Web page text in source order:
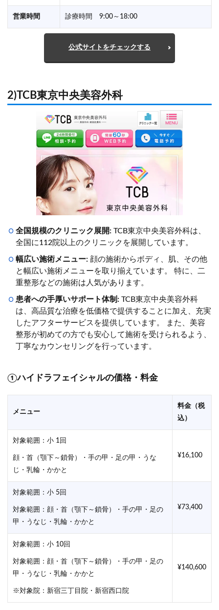
営業時間 診療時間 9:00～18:00
公式サイトをチェックする
2)TCB東京中央美容外科
全国規模のクリニック展開: TCB東京中央美容外科は、
全国に112院以上のクリニックを展開しています。
幅広い施術メニュー: 顔の施術からボディ、肌、その他
と幅広い施術メニューを取り揃えています。 特に、二
重整形などの施術は人気があります。
患者への手厚いサポート体制: TCB東京中央美容外科
は、高品質な治療を低価格で提供することに加え、充実
したアフターサービスを提供しています。 また、美容
整形が初めての方でも安心して施術を受けられるよう、
丁寧なカウンセリングを行っています。
①ハイドラフェイシャルの価格・料金
メニュー
料金（税
込）
対象範囲：小 1回
顔・首（顎下～鎖骨）・手の甲・足の甲・うな
じ・乳輪・かかと
¥16,100
対象範囲：小 5回
対象範囲：顔・首（顎下～鎖骨）・手の甲・足の
甲・うなじ・乳輪・かかと
¥73,400
対象範囲：小 10回
対象範囲：顔・首（顎下～鎖骨）・手の甲・足の
甲・うなじ・乳輪・かかと
※対象院：新宿三丁目院・新宿西口院
¥140,600